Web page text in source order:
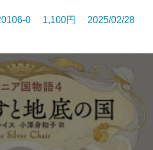
0 1,100円 2025/02/28